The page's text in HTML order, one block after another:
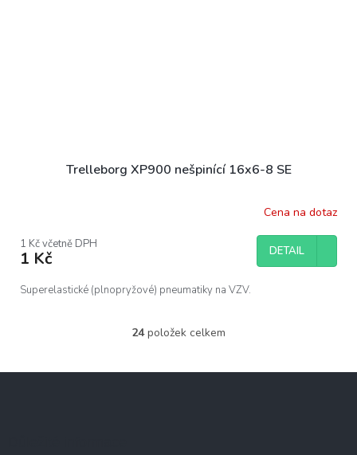
Trelleborg XP900 nešpinící 16x6-8 SE
Cena na dotaz
1 Kč včetně DPH
1 Kč DETAIL
Superelastické (plnopryžové) pneumatiky na VZV.
O
l
24položek celkem